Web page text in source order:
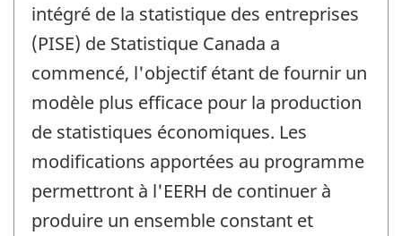
intégré de la statistique des entreprises
(PISE) de Statistique Canada a
commencé, l'objectif étant de fournir un
modèle plus efficace pour la production
de statistiques économiques. Les
modifications apportées au programme
permettront à l'EERH de continuer à
produire un ensemble constant et